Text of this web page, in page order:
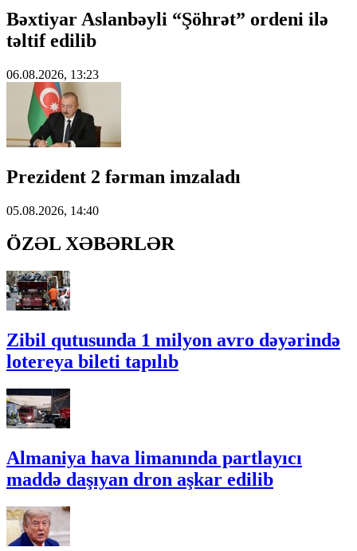
Bəxtiyar Aslanbəyli “Şöhrət” ordeni ilə
təltif edilib
06.08.2026, 13:23
Prezident 2 fərman imzaladı
05.08.2026, 14:40
ÖZƏL XƏBƏRLƏR
Zibil qutusunda 1 milyon avro dəyərində
lotereya bileti tapılıb
Almaniya hava limanında partlayıcı
maddə daşıyan dron aşkar edilib